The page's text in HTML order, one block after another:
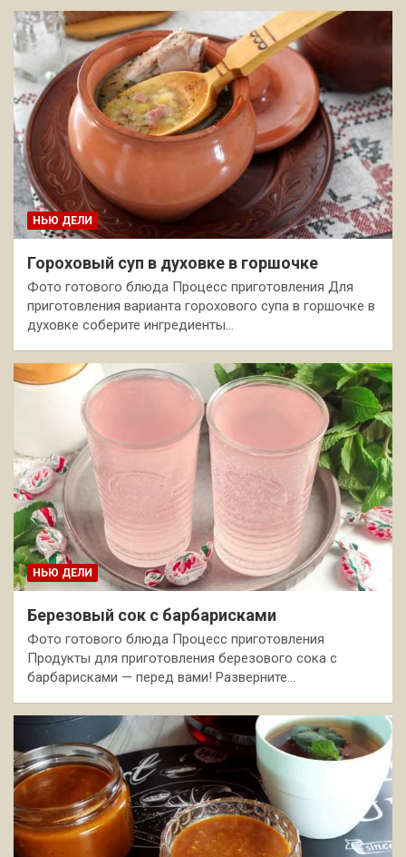
НЬЮ ДЕЛИ
Гороховый суп в духовке в горшочке
Фото готового блюда Процесс приготовления Для
приготовления варианта горохового супа в горшочке в
духовке соберите ингредиенты…
НЬЮ ДЕЛИ
Березовый сок с барбарисками
Фото готового блюда Процесс приготовления
Продукты для приготовления березового сока с
барбарисками — перед вами! Разверните…